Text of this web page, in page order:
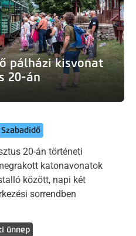
pálházi kisvonat
20-án
Szabadidő
20-án történeti
katonavonatok
között, napi két
sorrendben
ünnep